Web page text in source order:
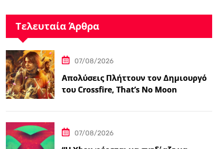
Τελευταία Άρθρα
07/08/2026
Απολύσεις Πλήττουν τον Δημιουργό
του Crossfire, That’s No Moon
07/08/2026